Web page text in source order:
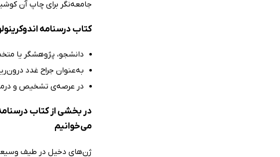
جامعه‌نگر برای چاپ آن
کتاب درسنامه اندوکرینولوژی ویلیامز 2020 - جلد
دانشجو، پژوهشگر یا
به‌عنوان جراح غدد
در عرصه‌ی تشخیص و
می‌خوانیم
ژن‌های دخیل در طیف وسیعی